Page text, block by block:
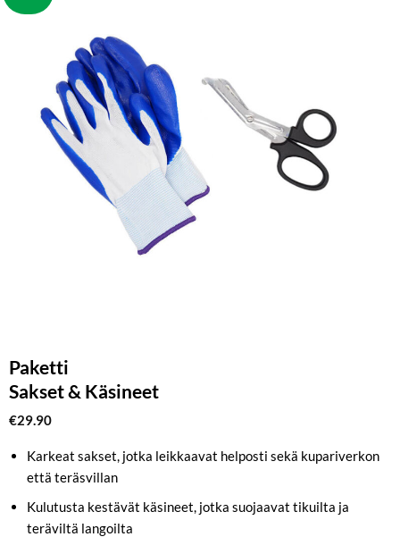
Paketti
Sakset & Käsineet
€29.90
Karkeat sakset, jotka leikkaavat helposti sekä kupariverkon
että teräsvillan
Kulutusta kestävät käsineet, jotka suojaavat tikuilta ja
teräviltä langoilta